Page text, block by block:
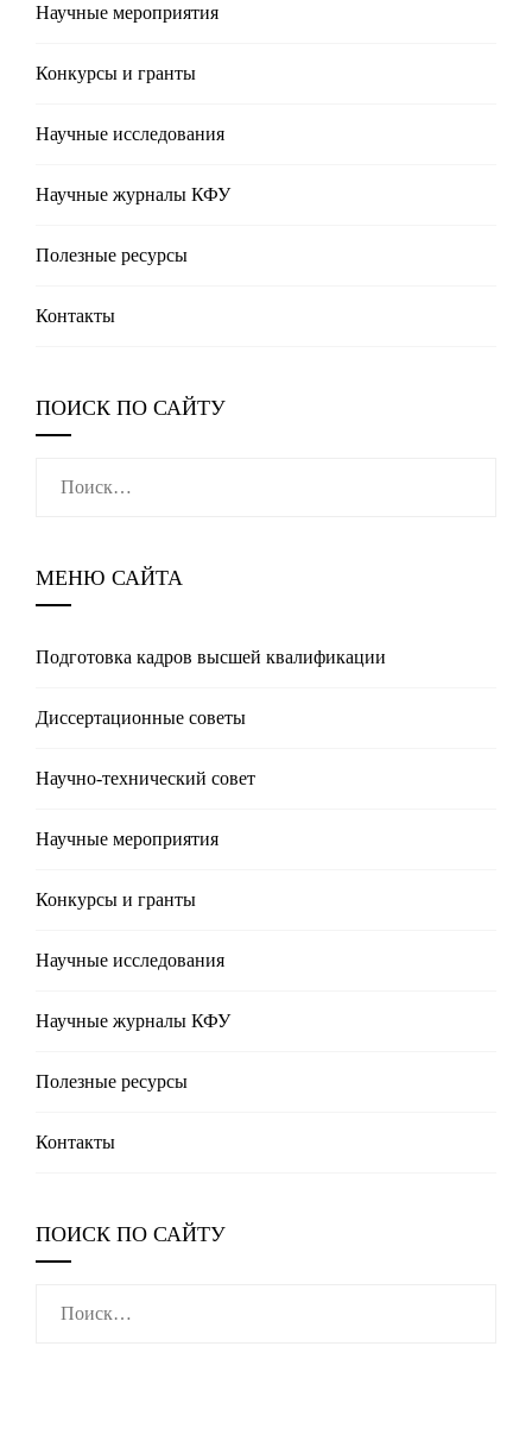
Научные мероприятия
Конкурсы и гранты
Научные исследования
Научные журналы КФУ
Полезные реcурсы
Контакты
ПОИСК ПО САЙТУ
МЕНЮ САЙТА
Подготовка кадров высшей квалификации
Диссертационные советы
Научно-технический совет
Научные мероприятия
Конкурсы и гранты
Научные исследования
Научные журналы КФУ
Полезные реcурсы
Контакты
ПОИСК ПО САЙТУ